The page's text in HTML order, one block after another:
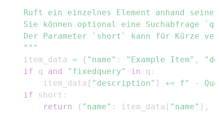
    """
    item_data
= { "name" : "Example Item" ,
if q and "fixedquery" in q :
        item_data
[ "description" ] +=
f" -
if short :
return
{ "name" : item_data [ "name" ] ,